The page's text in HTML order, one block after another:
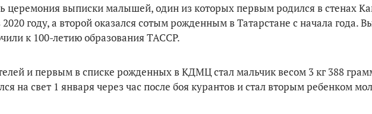
церемония выписки малышей, один из которых первым родился в стенах
году, а второй оказался сотым рожденным в Татарстане с начала года.
к 100-летию образования ТАССР.
и первым в списке рожденных в КДМЦ стал мальчик весом 3 кг 388
на свет 1 января через час после боя курантов и стал вторым ребенком